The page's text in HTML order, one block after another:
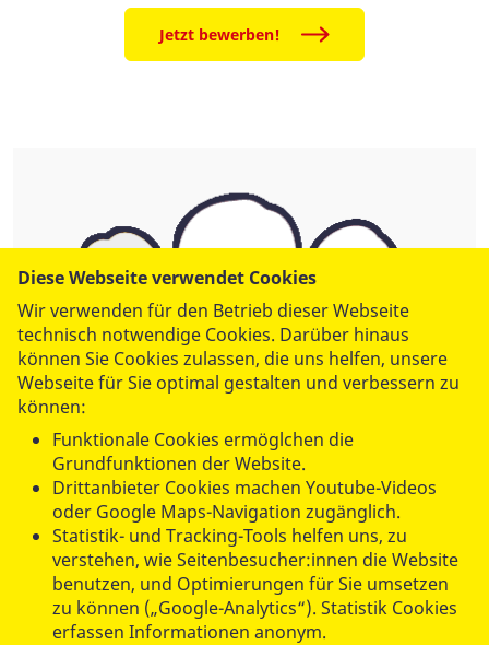
Jetzt bewerben!
ASB Landesverband Berlin e.V.
Team Freiwilligendienste
Tel.:030 21307-121
fsj@asb-berlin.de
Diese Webseite verwendet Cookies
Wir verwenden für den Betrieb dieser Webseite
technisch notwendige Cookies. Darüber hinaus
können Sie Cookies zulassen, die uns helfen, unsere
Webseite für Sie optimal gestalten und verbessern zu
können:
Funktionale Cookies ermöglchen die
Grundfunktionen der Website.
Drittanbieter Cookies machen Youtube-Videos
oder Google Maps-Navigation zugänglich.
Statistik- und Tracking-Tools helfen uns, zu
verstehen, wie Seitenbesucher:innen die Website
benutzen, und Optimierungen für Sie umsetzen
zu können („Google-Analytics“). Statistik Cookies
erfassen Informationen anonym.